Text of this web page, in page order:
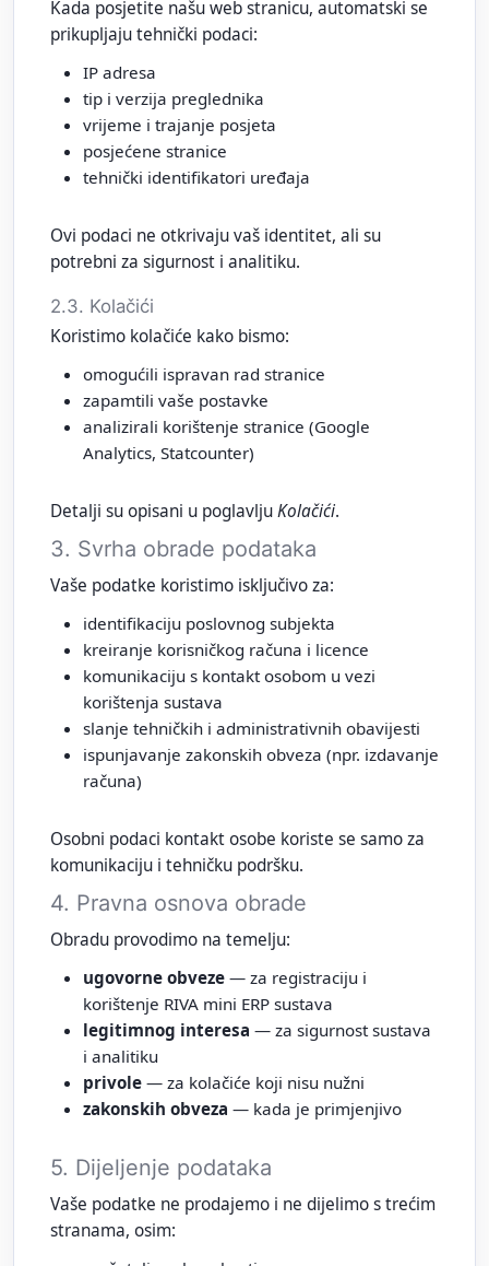
Kada posjetite našu web stranicu, automatski se
prikupljaju tehnički podaci:
IP adresa
tip i verzija preglednika
vrijeme i trajanje posjeta
posjećene stranice
tehnički identifikatori uređaja
Ovi podaci ne otkrivaju vaš identitet, ali su
potrebni za sigurnost i analitiku.
2.3. Kolačići
Koristimo kolačiće kako bismo:
omogućili ispravan rad stranice
zapamtili vaše postavke
analizirali korištenje stranice (Google
Analytics, Statcounter)
Detalji su opisani u poglavljuKolačići.
3. Svrha obrade podataka
Vaše podatke koristimo isključivo za:
identifikaciju poslovnog subjekta
kreiranje korisničkog računa i licence
komunikaciju s kontakt osobom u vezi
korištenja sustava
slanje tehničkih i administrativnih obavijesti
ispunjavanje zakonskih obveza (npr. izdavanje
računa)
Osobni podaci kontakt osobe koriste se samo za
komunikaciju i tehničku podršku.
4. Pravna osnova obrade
Obradu provodimo na temelju:
ugovorne obveze — za registraciju i
korištenje RIVA mini ERP sustava
legitimnog interesa — za sigurnost sustava
i analitiku
privole — za kolačiće koji nisu nužni
zakonskih obveza — kada je primjenjivo
5. Dijeljenje podataka
Vaše podatke ne prodajemo i ne dijelimo s trećim
stranama, osim: